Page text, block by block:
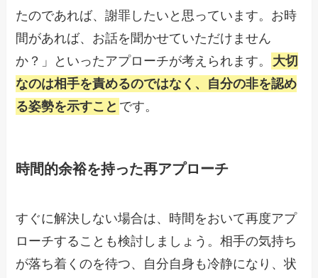
たのであれば、謝罪したいと思っています。お時
間があれば、お話を聞かせていただけません
か？」といったアプローチが考えられます。
大切
なのは相手を責めるのではなく、自分の非を認め
る姿勢を示すこと です。
時間的余裕を持った再アプローチ
すぐに解決しない場合は、時間をおいて再度アプ
ローチすることも検討しましょう。相手の気持ち
が落ち着くのを待つ、自分自身も冷静になり、状